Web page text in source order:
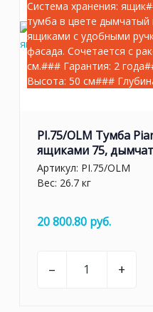
Система хранения:
тумба в цвете
ящиками с удобными
фасада. Сочетается с
см.### Гарантия: 2
Высота: 50 см###
PI.75/OLM Тумба
ящиками 75,
Артикул: PI.75/OLM
Вес: 26.7 кг
20 800.80 руб.
– +